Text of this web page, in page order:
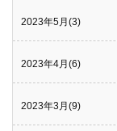
2023年5月(3)
2023年4月(6)
2023年3月(9)